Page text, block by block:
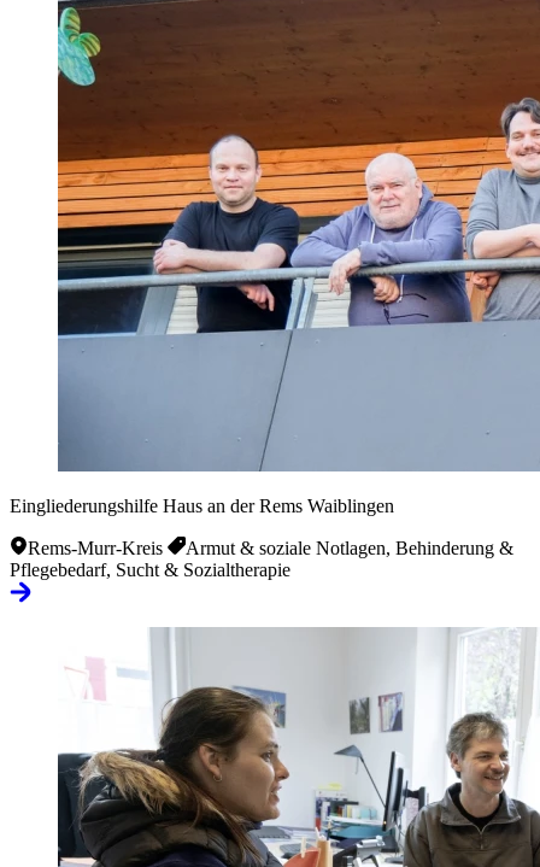
Eingliederungshilfe Haus an der Rems Waiblingen
Rems-Murr-Kreis
Armut & soziale Notlagen, Behinderung &
Pflegebedarf, Sucht & Sozialtherapie